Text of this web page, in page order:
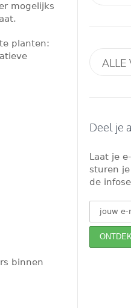
mogelijks
planten:
binnen
ALLE
Deel je
Laat je
sturen
de